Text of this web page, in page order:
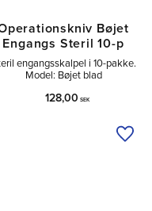
Bøjet
Engangs Steril 10-p
engangsskalpel i 10-pakke.
Model: Bøjet blad
128,00 SEK